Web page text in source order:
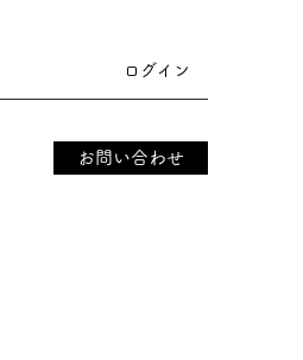
ログイン
お問い合わせ